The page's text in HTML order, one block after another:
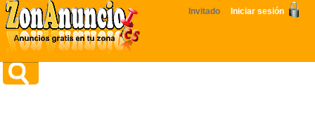
Invitado Iniciar sesión